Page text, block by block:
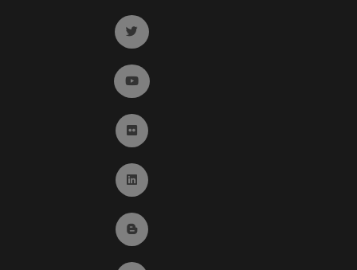
Ir a twitter (abre en ventana nueva)
Ir a YouTube (abre en ventana nueva)
Ir a Flickr (abre en ventana nueva)
Ir a Linkedin (abre en ventana nueva)
Ir al Blog (abre en ventana nueva)